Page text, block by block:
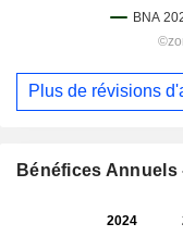
Plus de révisions
Bénéfices